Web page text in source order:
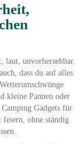
laut, unvorhersehbar.
dass du auf alles
kleine Pannen oder
Gadgets für
feiern, ohne ständig